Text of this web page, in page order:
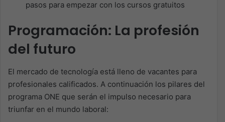
pasos para empezar con los cursos gratuitos
Programación: La profesión
del futuro
El mercado de tecnología está lleno de vacantes para
profesionales calificados. A continuación los pilares del
programa ONE que serán el impulso necesario para
triunfar en el mundo laboral: